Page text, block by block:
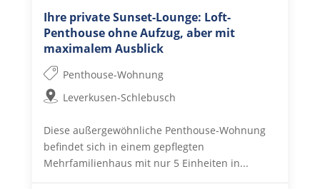
Ihre private Sunset-Lounge: Loft-
Penthouse ohne Aufzug, aber mit
maximalem Ausblick
Penthouse-Wohnung
Leverkusen-Schlebusch
Diese außergewöhnliche Penthouse-Wohnung
befindet sich in einem gepflegten
Mehrfamilienhaus mit nur 5 Einheiten in...